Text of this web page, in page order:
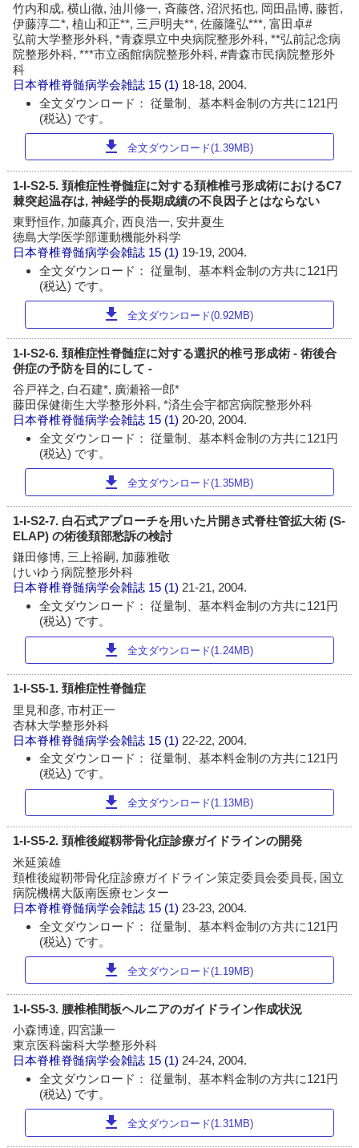
竹内和成, 横山徹, 油川修一, 斉藤啓, 沼沢拓也, 岡田晶博, 藤哲,
伊藤淳二*, 植山和正**, 三戸明夫**, 佐藤隆弘***, 富田卓#
弘前大学整形外科, *青森県立中央病院整形外科, **弘前記念病
院整形外科, ***市立函館病院整形外科, #青森市民病院整形外
科
日本脊椎脊髄病学会雑誌 15 (1) 18-18, 2004.
全文ダウンロード： 従量制、基本料金制の方共に121円
(税込) です。
download 全文ダウンロード(1.39MB)
1-I-S2-5. 頚椎症性脊髄症に対する頚椎椎弓形成術におけるC7
棘突起温存は, 神経学的長期成績の不良因子とはならない
東野恒作, 加藤真介, 西良浩一, 安井夏生
徳島大学医学部運動機能外科学
日本脊椎脊髄病学会雑誌 15 (1) 19-19, 2004.
全文ダウンロード： 従量制、基本料金制の方共に121円
(税込) です。
download 全文ダウンロード(0.92MB)
1-I-S2-6. 頚椎症性脊髄症に対する選択的椎弓形成術 - 術後合
併症の予防を目的にして -
谷戸祥之, 白石建*, 廣瀬裕一郎*
藤田保健衛生大学整形外科, *済生会宇都宮病院整形外科
日本脊椎脊髄病学会雑誌 15 (1) 20-20, 2004.
全文ダウンロード： 従量制、基本料金制の方共に121円
(税込) です。
download 全文ダウンロード(1.35MB)
1-I-S2-7. 白石式アプローチを用いた片開き式脊柱管拡大術 (S-
ELAP) の術後頚部愁訴の検討
鎌田修博, 三上裕嗣, 加藤雅敬
けいゆう病院整形外科
日本脊椎脊髄病学会雑誌 15 (1)21-21, 2004.
全文ダウンロード： 従量制、基本料金制の方共に121円
(税込) です。
download 全文ダウンロード(1.24MB)
1-I-S5-1. 頚椎症性脊髄症
里見和彦, 市村正一
杏林大学整形外科
日本脊椎脊髄病学会雑誌 15 (1) 22-22, 2004.
全文ダウンロード： 従量制、基本料金制の方共に121円
(税込) です。
download 全文ダウンロード(1.13MB)
1-I-S5-2. 頚椎後縦靱帯骨化症診療ガイドラインの開発
米延策雄
頚椎後縦靭帯骨化症診療ガイドライン策定委員会委員長, 国立
病院機構大阪南医療センター
日本脊椎脊髄病学会雑誌 15 (1) 23-23, 2004.
全文ダウンロード： 従量制、基本料金制の方共に121円
(税込) です。
download 全文ダウンロード(1.19MB)
1-I-S5-3. 腰椎椎間板ヘルニアのガイドライン作成状況
小森博達, 四宮謙一
東京医科歯科大学整形外科
日本脊椎脊髄病学会雑誌 15 (1) 24-24, 2004.
全文ダウンロード： 従量制、基本料金制の方共に121円
(税込) です。
download 全文ダウンロード(1.31MB)